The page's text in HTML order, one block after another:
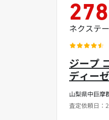
山梨県中巨摩
査定依頼日：
ジープ
ディー
278
ネクステ